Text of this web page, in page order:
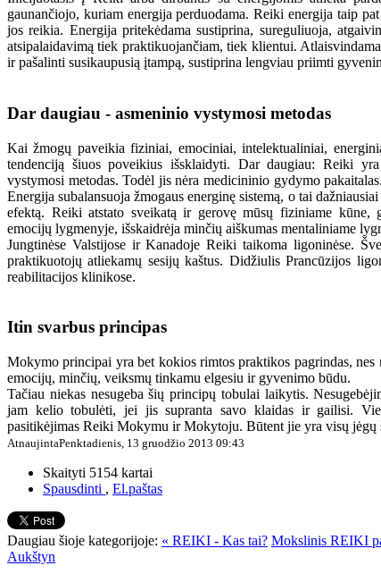
gaunančiojo, kuriam energija perduodama. Reiki energija taip
jos reikia. Energija pritekėdama sustiprina, sureguliuoja,
atsipalaidavimą tiek praktikuojančiam, tiek klientui.
ir pašalinti susikaupusią įtampą, sustiprina lengviau priimti
Dar daugiau - asmeninio vystymosi metodas
Kai žmogų paveikia fiziniai, emociniai, intelektualiniai,
tendenciją šiuos poveikius išsklaidyti. Dar daugiau: Reiki
vystymosi metodas. Todėl jis nėra medicininio gydymo
Energija subalansuoja žmogaus energinę sistemą, o tai
efektą. Reiki atstato sveikatą ir gerovę mūsų fiziniame kūne,
emocijų lygmenyje, išskaidrėja minčių aiškumas mentaliniame
Jungtinėse Valstijose ir Kanadoje Reiki taikoma ligoninėse.
praktikuotojų atliekamų sesijų kaštus. Didžiulis Prancūzijos
reabilitacijos klinikose.
Itin svarbus principas
Mokymo principai yra bet kokios rimtos praktikos pagrindas,
emocijų, minčių, veiksmų tinkamu elgesiu ir gyvenimo būdu.
Tačiau niekas nesugeba šių principų tobulai laikytis.
jam kelio tobulėti, jei jis supranta savo klaidas ir gailisi.
pasitikėjimas Reiki Mokymu ir Mokytoju. Būtent jie yra visų jėgų
AtnaujintaPenktadienis, 13 gruodžio 2013 09:43
Skaityti 5154 kartai
Spausdinti , El.paštas
Daugiau šioje kategorijoje: « REIKI - Kas tai? Mokslinis REIKI
Aukštyn